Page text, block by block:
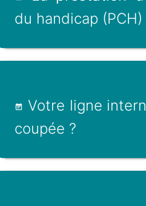
du handicap (PCH)
Votre ligne
coupée ?